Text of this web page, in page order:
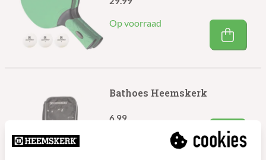
Op voorraad
Bathoes Heemskerk
6.99